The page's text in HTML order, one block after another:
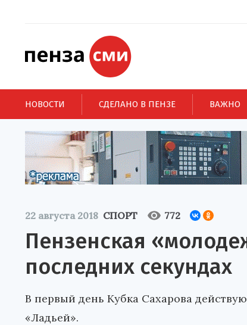
НОВОСТИ СДЕЛАНО В ПЕНЗЕ ВАЖНО
22 августа 2018 СПОРТ 772
Пензенская
последних секундах
В первый день Кубка Сахарова
«Ладьей».